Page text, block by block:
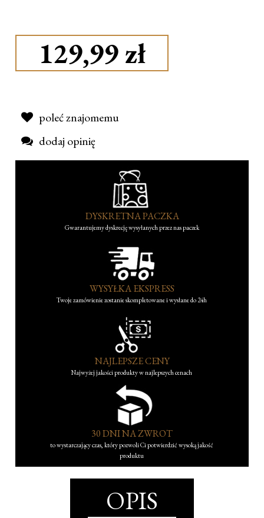
129,99 zł
poleć znajomemu
dodaj opinię
DYSKRETNA PACZKA
Gwarantujemy dyskrecję wysyłanych przez nas paczek
WYSYŁKA EKSPRESS
Twoje zamówienie zostanie skompletowane i wysłane do 24h
NAJLEPSZE CENY
Najwyżej jakości produkty w najlepszych cenach
30 DNI NA ZWROT
to wystarczający czas, który pozwoli Ci potwierdzić wysoką jakość
produktu
OPIS